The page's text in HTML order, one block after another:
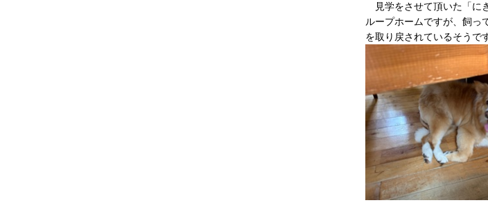
見学をさせて頂いた「に
ループホームですが、飼っ
を取り戻されているそうで